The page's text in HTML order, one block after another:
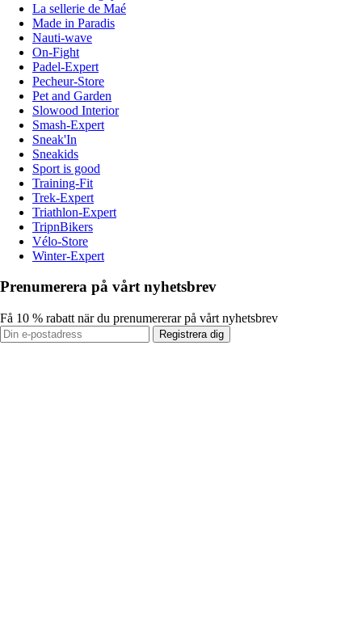
La sellerie de Maé
Made in Paradis
Nauti-wave
On-Fight
Padel-Expert
Pecheur-Store
Pet and Garden
Slowood Interior
Smash-Expert
Sneak'In
Sneakids
Sport is good
Training-Fit
Trek-Expert
Triathlon-Expert
TripnBikers
Vélo-Store
Winter-Expert
Prenumerera på vårt nyhetsbrev
Få 10 % rabatt när du prenumererar på vårt nyhetsbrev
Registrera dig